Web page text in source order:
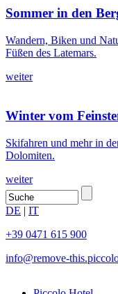
Sommer in den
Wandern, Biken und
Füßen des Latemars.
weiter
Winter vom
Skifahren und mehr in
Dolomiten.
weiter
DE | IT
+39 0471 615 900
info@remove-this.